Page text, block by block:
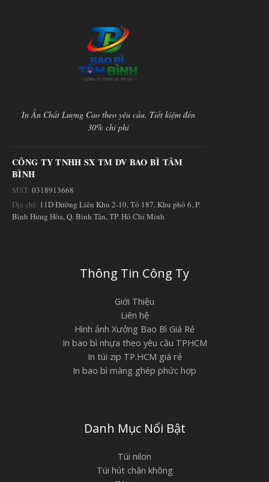
In Ấn Chất Lượng Cao theo yêu cầu. Tiết kiệm đến
30% chi phí
CÔNG TY TNHH SX TM DV BAO BÌ TÂM
BÌNH
MST: 0318913668
Địa chỉ: 11D Đường Liên Khu 2-10, Tổ 187, Khu phố 6, P.
Bình Hưng Hòa, Q. Bình Tân, TP. Hồ Chí Minh
Thông Tin Công Ty
Giới Thiệu
Liên hệ
Hình ảnh Xưởng Bao Bì Giá Rẻ
In bao bì nhựa theo yêu cầu TPHCM
In túi zip TP.HCM giá rẻ
In bao bì màng ghép phức hợp
Danh Mục Nổi Bật
Túi nilon
Túi hút chân không